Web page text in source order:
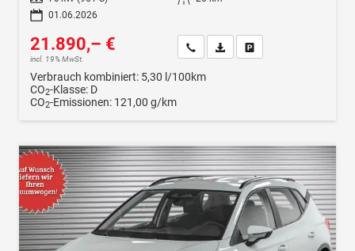
01.06.2026
21.890,– €
incl. 19% MwSt.
Wir rufen Sie anFahrzeugexposé (PDF)
Verbrauch kombiniert: 5,30 l/100km
CO2-Klasse: D
CO2-Emissionen: 121,00 g/km